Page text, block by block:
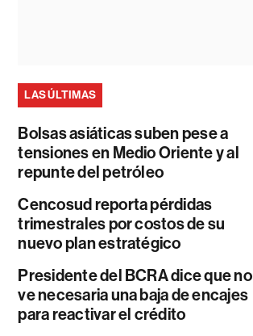
LAS ÚLTIMAS
Bolsas asiáticas suben pese a
tensiones en Medio Oriente y al
repunte del petróleo
Cencosud reporta pérdidas
trimestrales por costos de su
nuevo plan estratégico
Presidente del BCRA dice que no
ve necesaria una baja de encajes
para reactivar el crédito